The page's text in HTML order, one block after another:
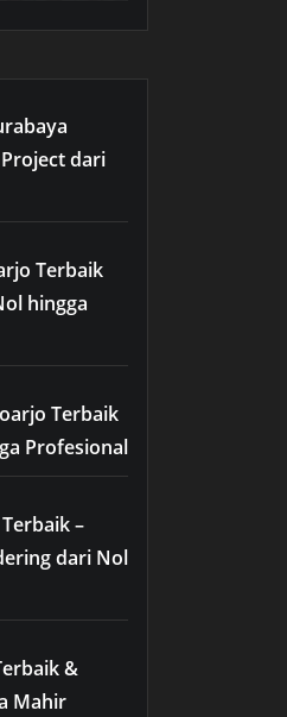
dari
Terbaik
hingga
Terbaik
Profesional
–
dari Nol
&
Mahir